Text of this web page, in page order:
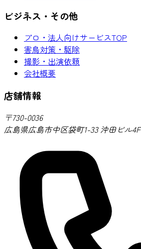
ビジネス・その他
プロ・法人向けサービスTOP
害鳥対策・駆除
撮影・出演依頼
会社概要
店舗情報
〒730-0036
広島県広島市中区袋町1-33 沖田ビル4F